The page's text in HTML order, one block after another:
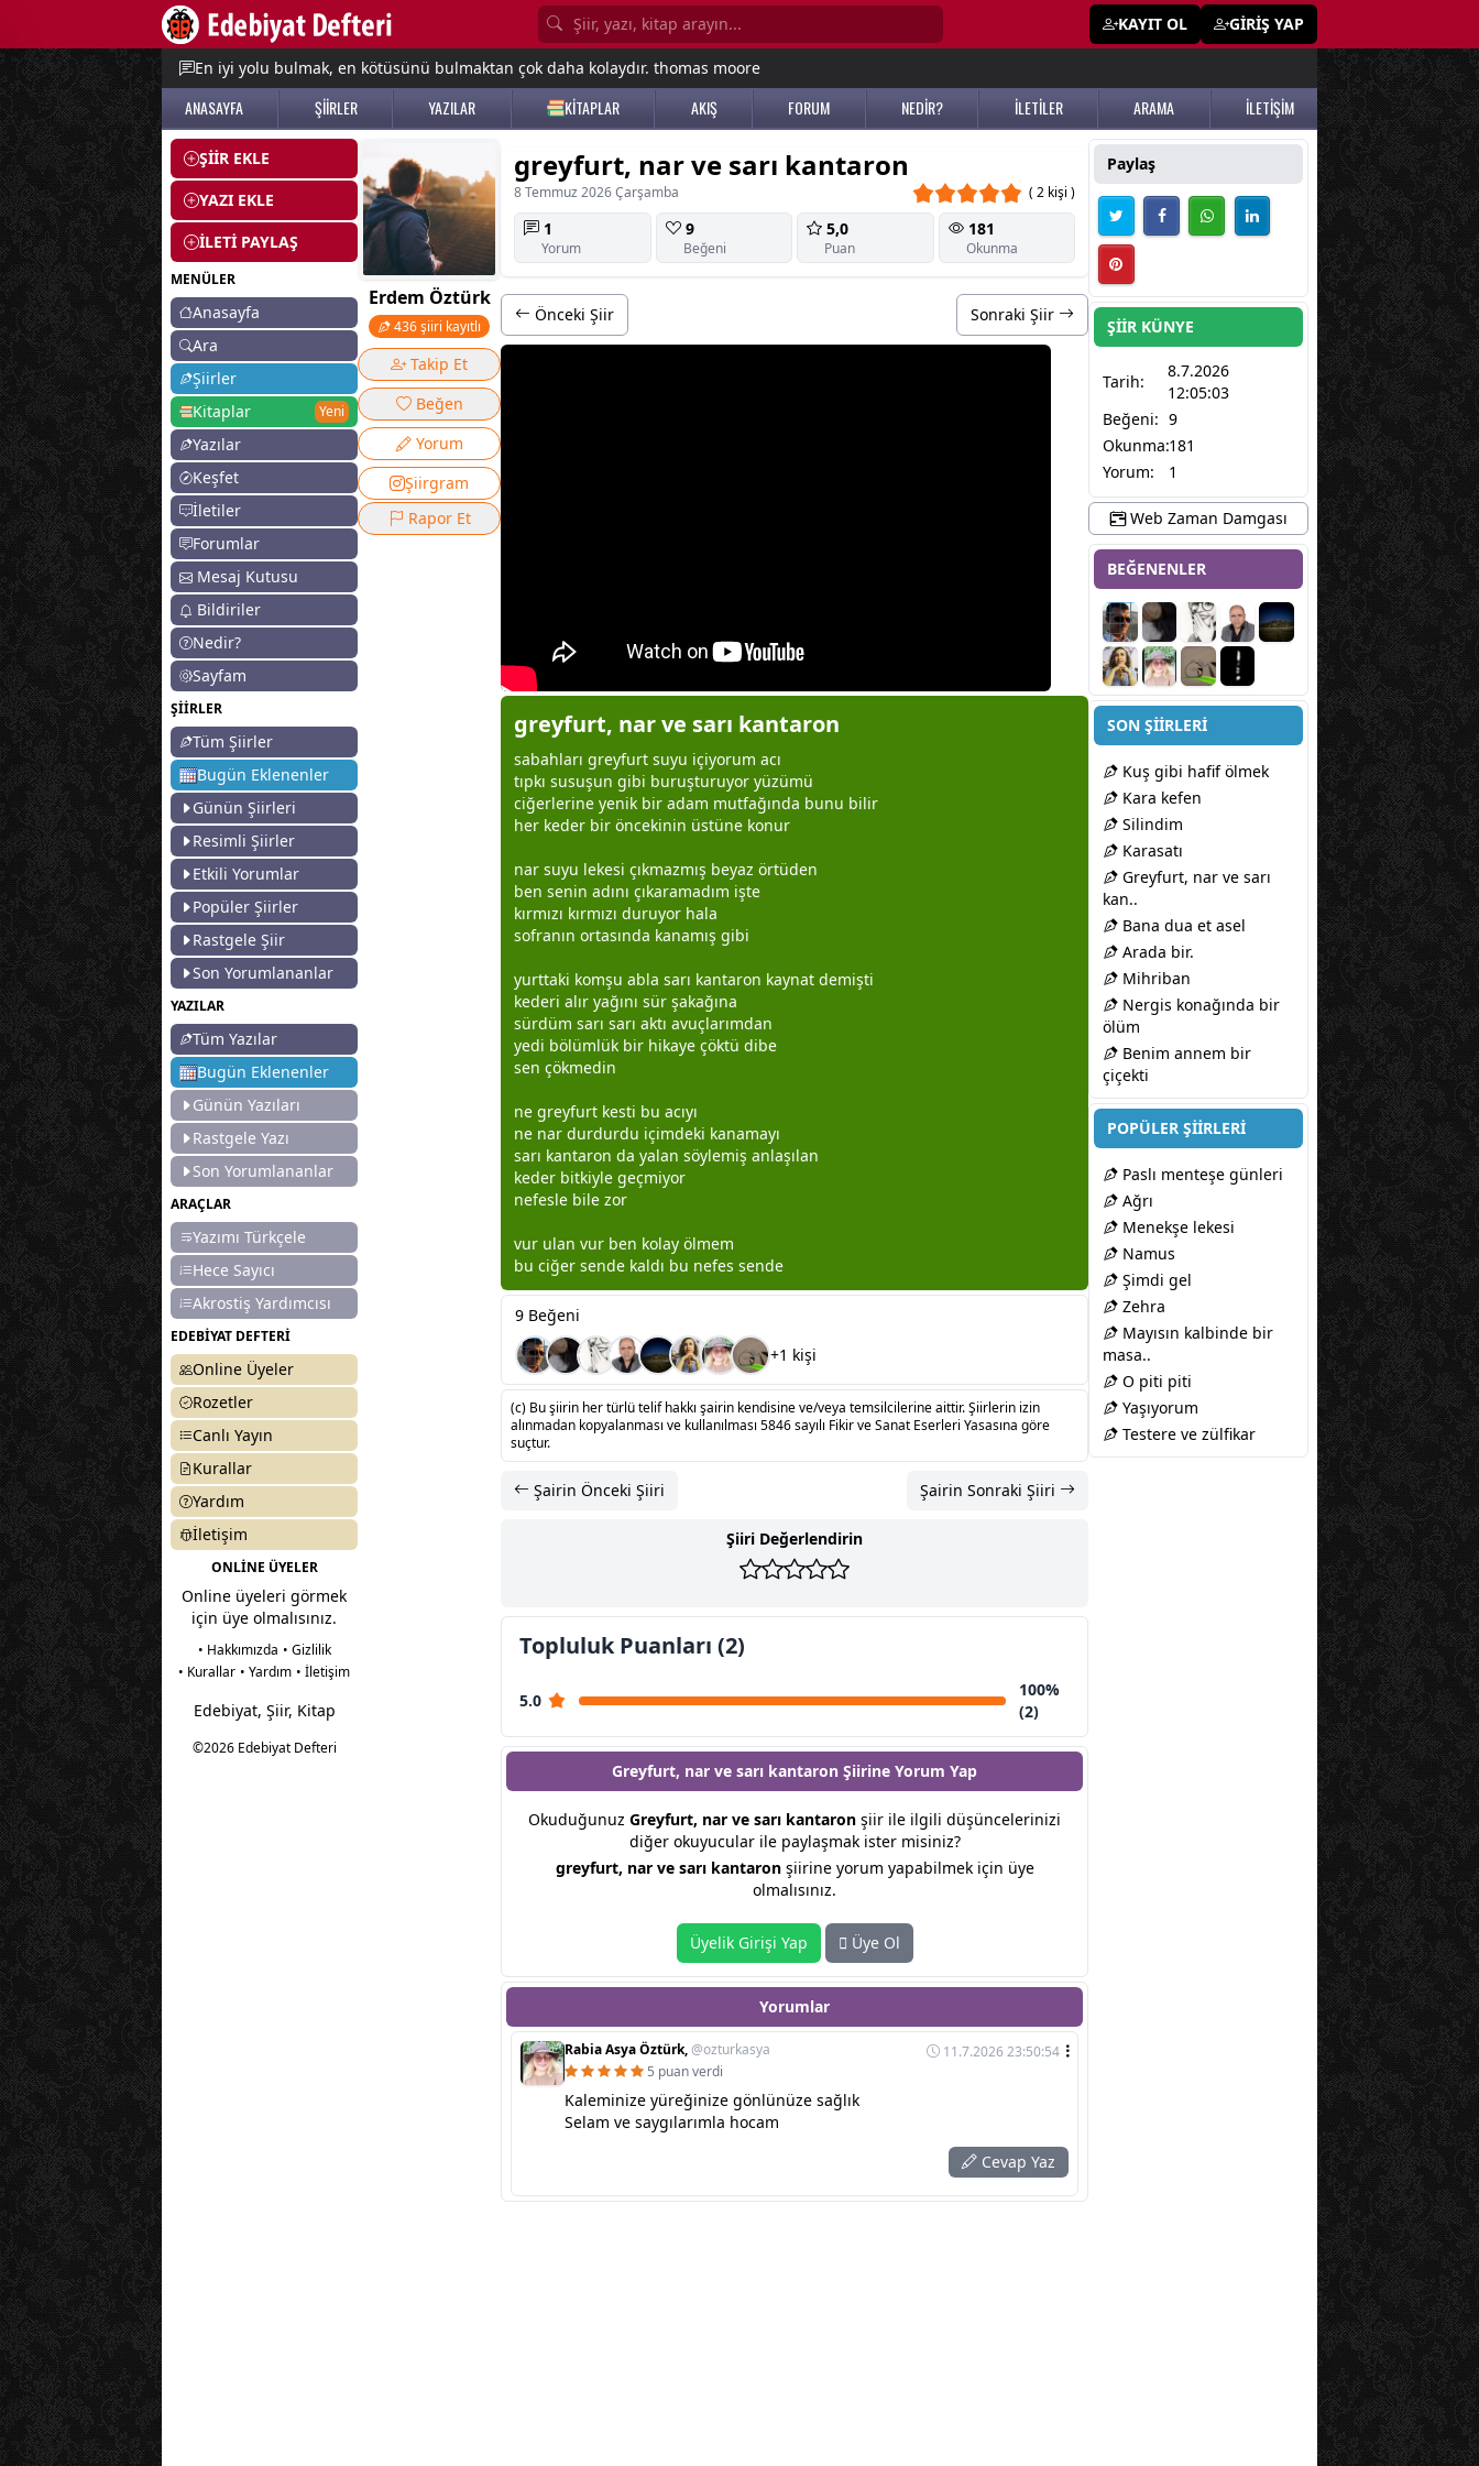
KAYIT OL GİRİŞ YAP
En iyi yolu bulmak, en kötüsünü bulmaktan çok daha kolaydır. thomas moore
ANASAYFA ŞİİRLER YAZILAR KİTAPLAR AKIŞ FORUM NEDİR? İLETİLER ARAMA İLETİŞİM
ŞİİR EKLE
YAZI EKLE
İLETİ PAYLAŞ
MENÜLER
Anasayfa
Ara
Şiirler
Kitaplar
Yeni
Yazılar
Keşfet
İletiler
Forumlar
Mesaj Kutusu
Bildiriler
Nedir?
Sayfam
ŞİİRLER
Tüm Şiirler
Bugün Eklenenler
Günün Şiirleri
Resimli Şiirler
Etkili Yorumlar
Popüler Şiirler
Rastgele Şiir
Son Yorumlananlar
YAZILAR
Tüm Yazılar
Bugün Eklenenler
Günün Yazıları
Rastgele Yazı
Son Yorumlananlar
ARAÇLAR
Yazımı Türkçele
Hece Sayıcı
Akrostiş Yardımcısı
EDEBİYAT DEFTERİ
Online Üyeler
Rozetler
Canlı Yayın
Kurallar
Yardım
İletişim
ONLİNE ÜYELER
Online üyeleri görmek
için üye olmalısınız.
• Hakkımızda • Gizlilik
• Kurallar • Yardım • İletişim
Edebiyat, Şiir, Kitap
©2026 Edebiyat Defteri
Erdem Öztürk
436 şiiri kayıtlı
Takip Et
Beğen
Yorum
Şiirgram
Rapor Et
greyfurt, nar ve sarı kantaron
8 Temmuz 2026 Çarşamba ( 2 kişi )
1
Yorum
9
Beğeni
5,0
Puan
181
Okunma
Önceki Şiir Sonraki Şiir
greyfurt, nar ve sarı kantaron
sabahları greyfurt suyu içiyorum acı
tıpkı susuşun gibi buruşturuyor yüzümü
ciğerlerine yenik bir adam mutfağında bunu bilir
her keder bir öncekinin üstüne konur
nar suyu lekesi çıkmazmış beyaz örtüden
ben senin adını çıkaramadım işte
kırmızı kırmızı duruyor hala
sofranın ortasında kanamış gibi
yurttaki komşu abla sarı kantaron kaynat demişti
kederi alır yağını sür şakağına
sürdüm sarı sarı aktı avuçlarımdan
yedi bölümlük bir hikaye çöktü dibe
sen çökmedin
ne greyfurt kesti bu acıyı
ne nar durdurdu içimdeki kanamayı
sarı kantaron da yalan söylemiş anlaşılan
keder bitkiyle geçmiyor
nefesle bile zor
vur ulan vur ben kolay ölmem
bu ciğer sende kaldı bu nefes sende
9 Beğeni
+1 kişi
(c) Bu şiirin her türlü telif hakkı şairin kendisine ve/veya temsilcilerine aittir. Şiirlerin izin
alınmadan kopyalanması ve kullanılması 5846 sayılı Fikir ve Sanat Eserleri Yasasına göre
suçtur.
Şairin Önceki Şiiri Şairin Sonraki Şiiri
Şiiri Değerlendirin
Topluluk Puanları (2)
5.0
100%
(2)
Greyfurt, nar ve sarı kantaron Şiirine Yorum Yap
Okuduğunuz Greyfurt, nar ve sarı kantaron şiir ile ilgili düşüncelerinizi
diğer okuyucular ile paylaşmak ister misiniz?
greyfurt, nar ve sarı kantaronşiirine yorum yapabilmek için üye
olmalısınız.
Üyelik Girişi Yap Üye Ol
Yorumlar
Rabia Asya Öztürk,@ozturkasya
11.7.2026 23:50:54
5 puan verdi
Kaleminize yüreğinize gönlünüze sağlık
Selam ve saygılarımla hocam
Cevap Yaz
Paylaş
ŞİİR KÜNYE
Tarih:
8.7.2026
12:05:03
Beğeni: 9
Okunma:181
Yorum:
1
Web Zaman Damgası
BEĞENENLER
SON ŞİİRLERİ
Kuş gibi hafif ölmek
Kara kefen
Silindim
Karasatı
Greyfurt, nar ve sarı
kan..
Bana dua et asel
Arada bir.
Mihriban
Nergis konağında bir
ölüm
Benim annem bir
çiçekti
POPÜLER ŞİİRLERİ
Paslı menteşe günleri
Ağrı
Menekşe lekesi
Namus
Şimdi gel
Zehra
Mayısın kalbinde bir
masa..
O piti piti
Yaşıyorum
Testere ve zülfikar
menu